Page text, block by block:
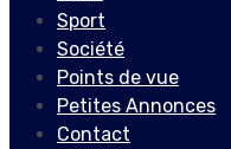
Sport
Société
Points de vue
Petites Annonces
Contact